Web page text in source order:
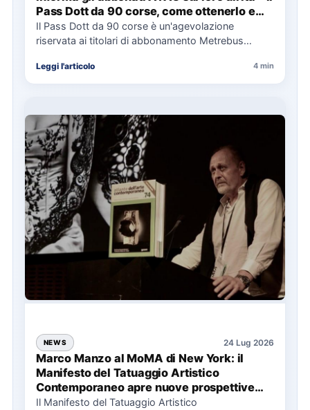
Pass Dott da 90 corse, come ottenerlo e
cosa spetta in caso di disservizi
Il Pass Dott da 90 corse è un'agevolazione
riservata ai titolari di abbonamento Metrebus
Leggi l'articolo 4 min
NEWS 24 Lug 2026
Marco Manzo al MoMA di New York: il
Manifesto del Tatuaggio Artistico
Contemporaneo apre nuove prospettive
per il collezionismo
Il Manifesto del Tatuaggio Artistico